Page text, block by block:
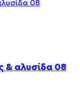
& αλυσίδα 08